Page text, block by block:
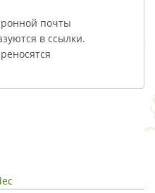
почты
в ссылки.